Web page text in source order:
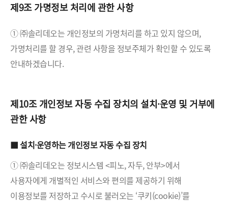
제9조 가명정보 처리에 관한 사항
① ㈜솔리데오는 개인정보의 가명처리를 하고 있지 않으며,
가명처리를 할 경우, 관련 사항을 정보주체가 확인할 수 있도록
안내하겠습니다.
제10조 개인정보 자동 수집 장치의 설치·운영 및 거부에
관한 사항
■ 설치·운영하는 개인정보 자동 수집 장치
① ㈜솔리데오는 정보시스템 <피노, 자두, 안부>에서
사용자에게 개별적인 서비스와 편의를 제공하기 위해
이용정보를 저장하고 수시로 불러오는 ‘쿠키(cookie)’를